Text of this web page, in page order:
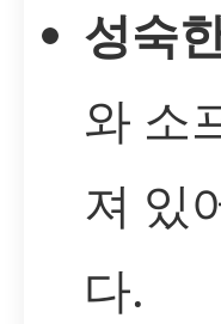
성숙
와 소
져 있
다.